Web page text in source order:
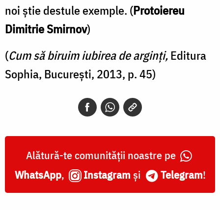
noi știe destule exemple. (Protoiereu
Dimitrie Smirnov)
(Cum să biruim iubirea de arginți,Editura
Sophia, București, 2013, p. 45)
Alătură-te comunității noastre pe
WhatsApp, Instagram și Telegram!